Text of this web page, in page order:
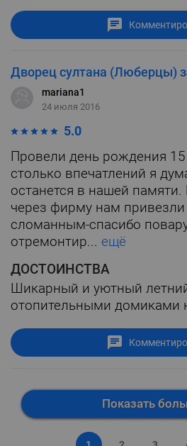
Дворец султана (Люберцы)
mariana1
24 июля 2016
5.0
Провели день рождения
столько впечатлений я
останется в нашей
через фирму нам
сломанным-спасибо
отремонтир... ещё
ДОСТОИНСТВА
Шикарный и уютный
отопительными домиками
Показать